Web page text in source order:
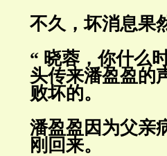
不久，坏消息果
“ 晓蓉，你什么
头传来潘盈盈的
败坏的。
潘盈盈因为父亲
刚回来。